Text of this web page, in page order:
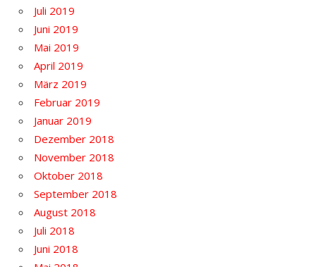
Juli 2019
Juni 2019
Mai 2019
April 2019
März 2019
Februar 2019
Januar 2019
Dezember 2018
November 2018
Oktober 2018
September 2018
August 2018
Juli 2018
Juni 2018